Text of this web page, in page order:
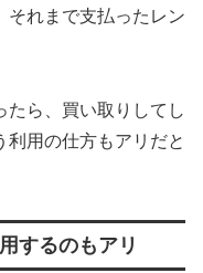
それまで支払ったレン
たら、買い取りしてし
利用の仕方もアリだと
するのもアリ